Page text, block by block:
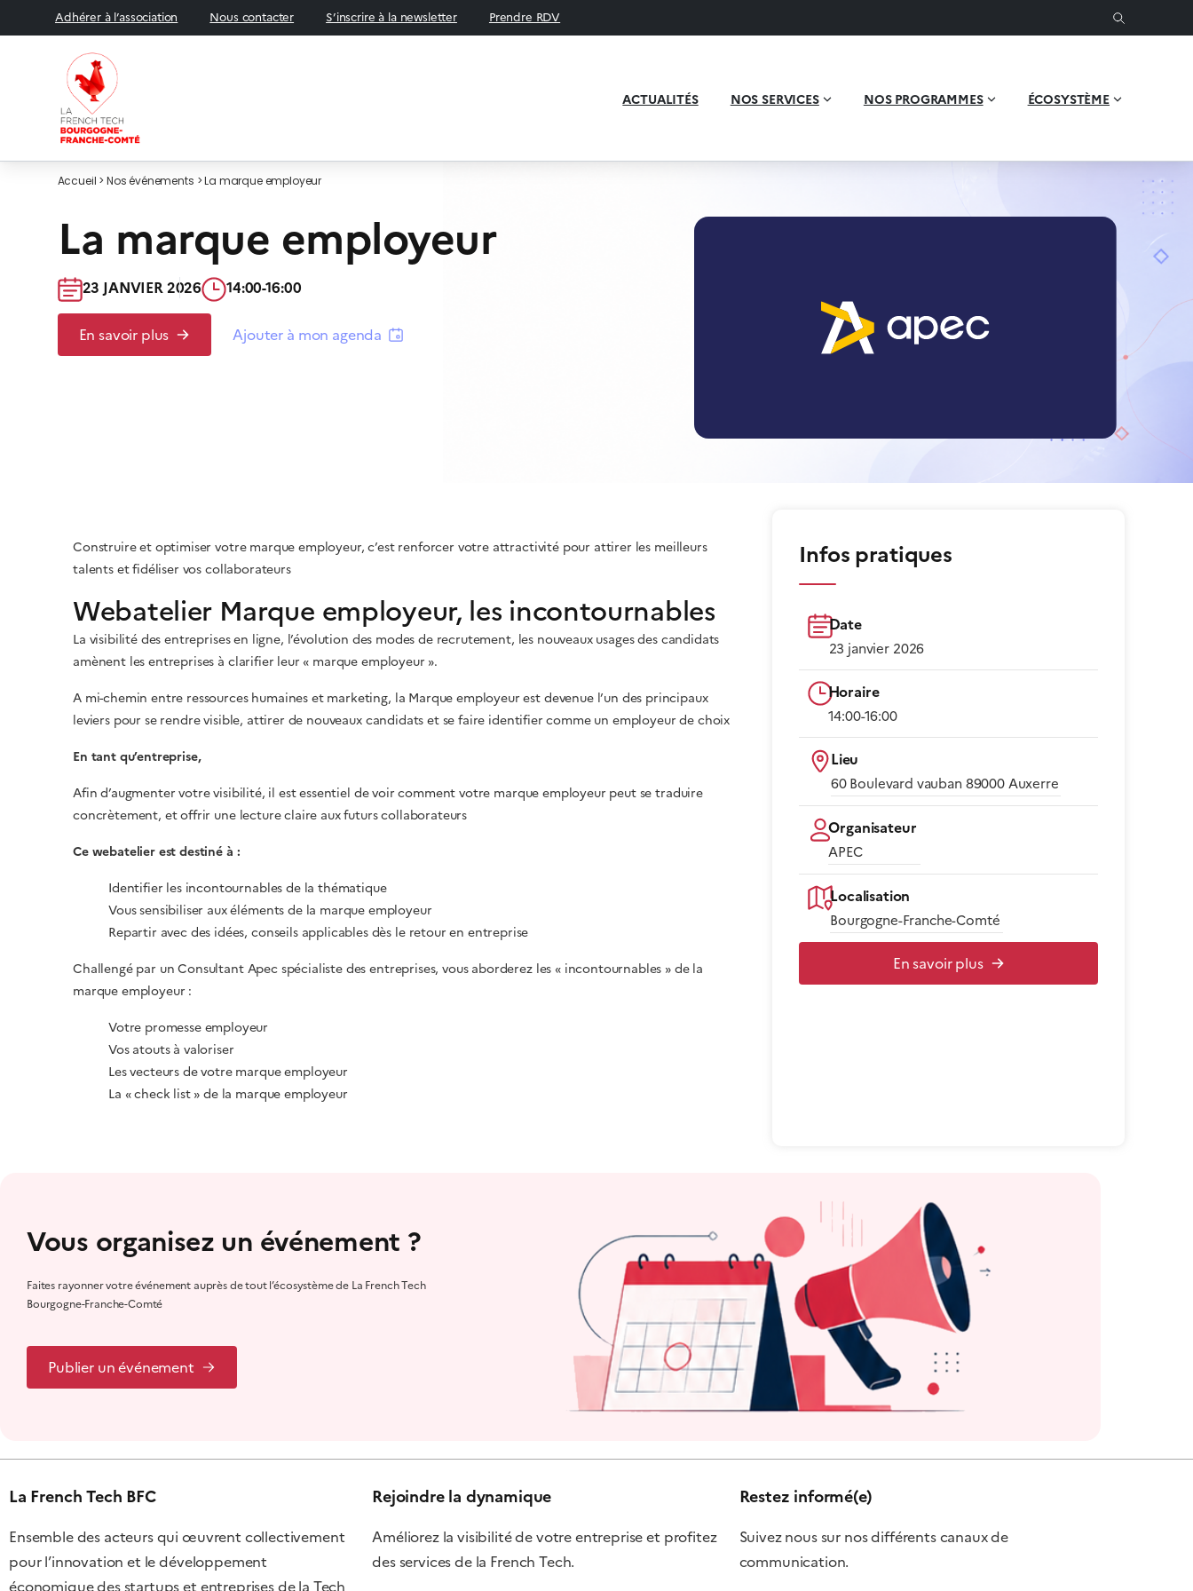
Adhérer à l’association Nous contacter S’inscrire à la newsletter Prendre RDV
ACTUALITÉS NOS SERVICES NOS PROGRAMMES ÉCOSYSTÈME
Accueil > Nos événements >La marque employeur
La marque employeur
23 JANVIER 2026​ 14:00-16:00​
En savoir plus Ajouter à mon agenda
Construire et optimiser votre marque employeur, c’est renforcer votre attractivité pour attirer les meilleurs
talents et fidéliser vos collaborateurs
Webatelier Marque employeur, les incontournables
La visibilité des entreprises en ligne, l’évolution des modes de recrutement, les nouveaux usages des candidats
amènent les entreprises à clarifier leur « marque employeur ».
A mi-chemin entre ressources humaines et marketing, la Marque employeur est devenue l’un des principaux
leviers pour se rendre visible, attirer de nouveaux candidats et se faire identifier comme un employeur de choix
En tant qu’entreprise,
Afin d’augmenter votre visibilité, il est essentiel de voir comment votre marque employeur peut se traduire
concrètement, et offrir une lecture claire aux futurs collaborateurs
Ce webatelier est destiné à :
Identifier les incontournables de la thématique
Vous sensibiliser aux éléments de la marque employeur
Repartir avec des idées, conseils applicables dès le retour en entreprise
Challengé par un Consultant Apec spécialiste des entreprises, vous aborderez les « incontournables » de la
marque employeur :
Votre promesse employeur
Vos atouts à valoriser
Les vecteurs de votre marque employeur
La « check list » de la marque employeur
Infos pratiques
Date
23 janvier 2026
Horaire
14:00-16:00​
Lieu
60 Boulevard vauban 89000 Auxerre​
Organisateur
APEC
Localisation
Bourgogne-Franche-Comté
En savoir plus
Vous organisez un événement ?
Faites rayonner votre événement auprès de tout l’écosystème de La French Tech
Bourgogne-Franche-Comté
Publier un événement
La French Tech BFC
Ensemble des acteurs qui œuvrent collectivement
pour l’innovation et le développement
économique des startups et entreprises de la Tech
Rejoindre la dynamique
Améliorez la visibilité de votre entreprise et profitez
des services de la French Tech.
Restez informé(e)
Suivez nous sur nos différents canaux de
communication.